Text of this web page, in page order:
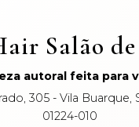
Salão
autoral feita para
305 - Vila Buarque,
01224-010